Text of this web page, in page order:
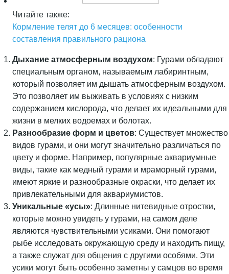
Читайте также:
Кормление телят до 6 месяцев: особенности
составления правильного рациона
Дыхание атмосферным воздухом: Гурами обладают
специальным органом, называемым лабиринтным,
который позволяет им дышать атмосферным воздухом.
Это позволяет им выживать в условиях с низким
содержанием кислорода, что делает их идеальными для
жизни в мелких водоемах и болотах.
Разнообразие форм и цветов: Существует множество
видов гурами, и они могут значительно различаться по
цвету и форме. Например, популярные аквариумные
виды, такие как медный гурами и мраморный гурами,
имеют яркие и разнообразные окраски, что делает их
привлекательными для аквариумистов.
Уникальные «усы»: Длинные нитевидные отростки,
которые можно увидеть у гурами, на самом деле
являются чувствительными усиками. Они помогают
рыбе исследовать окружающую среду и находить пищу,
а также служат для общения с другими особями. Эти
усики могут быть особенно заметны у самцов во время